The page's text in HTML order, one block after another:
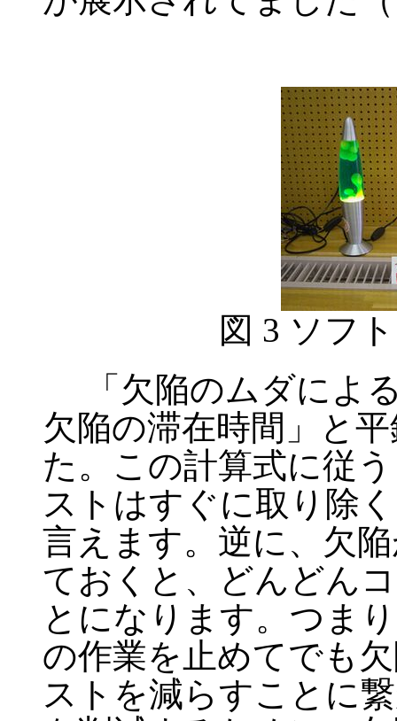
図 3 ソフ
「欠陥のムダによ
欠陥の滞在時間」と
た。この計算式に従
ストはすぐに取り除
言えます。逆に、欠
ておくと、どんどん
とになります。つま
の作業を止めてでも
ストを減らすことに